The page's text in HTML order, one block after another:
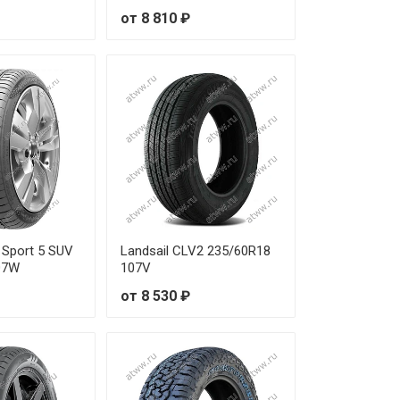
от 8 810 ₽
5 SUV
Landsail CLV2 235/60R18
107V
от 8 530 ₽